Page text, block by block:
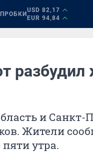
ПРОБКИ
USD 82,17
EUR 94,84
разбудил
и Санкт-
Жители
утра.